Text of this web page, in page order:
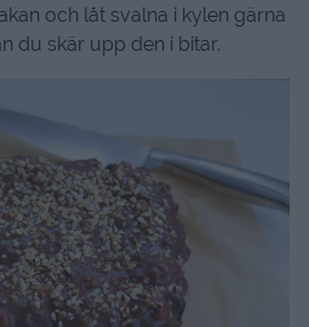
och låt svalna i kylen gärna
du skär upp den i bitar.